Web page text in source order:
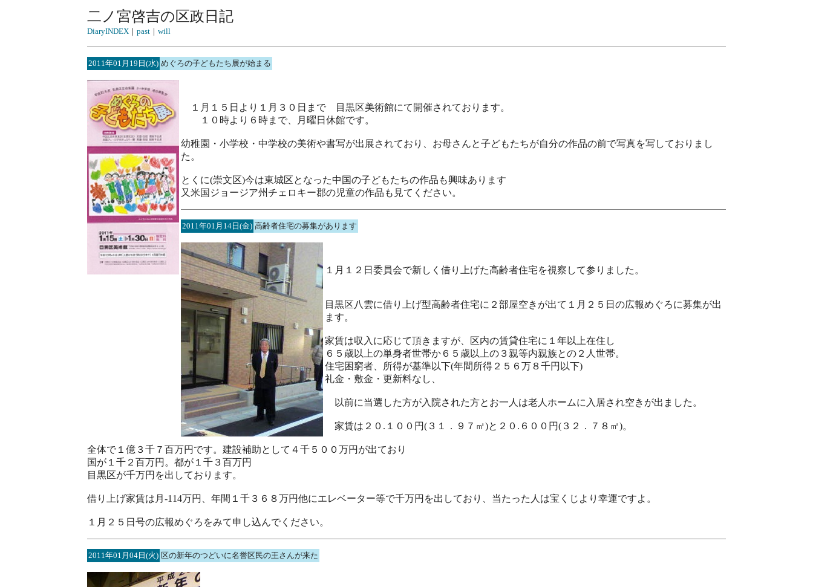
二ノ宮啓吉の区政日記
DiaryINDEX ｜ past ｜ will
2011年01月19日(水) めぐろの子どもたち展が始まる
１月１５日より１月３０日まで 目黒区美術館にて開催されております。
１０時より６時まで、月曜日休館です。
幼稚園・小学校・中学校の美術や書写が出展されており、お母さんと子どもたちが自分の作品の前で写真を写しておりまし
た。
とくに(崇文区)今は東城区となった中国の子どもたちの作品も興味あります
又米国ジョージア州チェロキー郡の児童の作品も見てください。
2011年01月14日(金) 高齢者住宅の募集があります
１月１２日委員会で新しく借り上げた高齢者住宅を視察して参りました。
目黒区八雲に借り上げ型高齢者住宅に２部屋空きが出て１月２５日の広報めぐろに募集が出
ます。
家賃は収入に応じて頂きますが、区内の賃貸住宅に１年以上在住し
６５歳以上の単身者世帯か６５歳以上の３親等内親族との２人世帯。
住宅困窮者、所得が基準以下(年間所得２５６万８千円以下)
礼金・敷金・更新料なし、
以前に当選した方が入院された方とお一人は老人ホームに入居され空きが出ました。
家賃は２０.１００円(３１．９７㎡)と２０.６００円(３２．７８㎡)。
全体で１億３千７百万円です。建設補助として４千５００万円が出ており
国が１千２百万円。都が１千３百万円
目黒区が千万円を出しております。
借り上げ家賃は月-114万円、年間１千３６８万円他にエレベーター等で千万円を出しており、当たった人は宝くじより幸運ですよ。
１月２５日号の広報めぐろをみて申し込んでください。
2011年01月04日(火) 区の新年のつどいに名誉区民の王さんが来た